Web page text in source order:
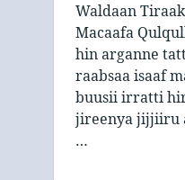
Waldaan
Macaafa
hin arganne
raabsaa isaaf
buusii irratti
jireenya jijjiiru
…